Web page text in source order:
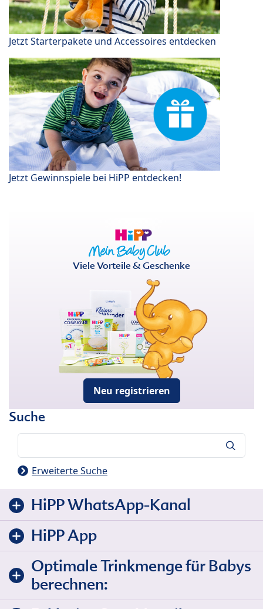
Jetzt Starterpakete und Accessoires entdecken
Jetzt Gewinnspiele bei HiPP entdecken!
Viele Vorteile & Geschenke
Neu registrieren
Suche
Erweiterte Suche
HiPP WhatsApp-Kanal
HiPP App
Optimale Trinkmenge für Babys
berechnen: